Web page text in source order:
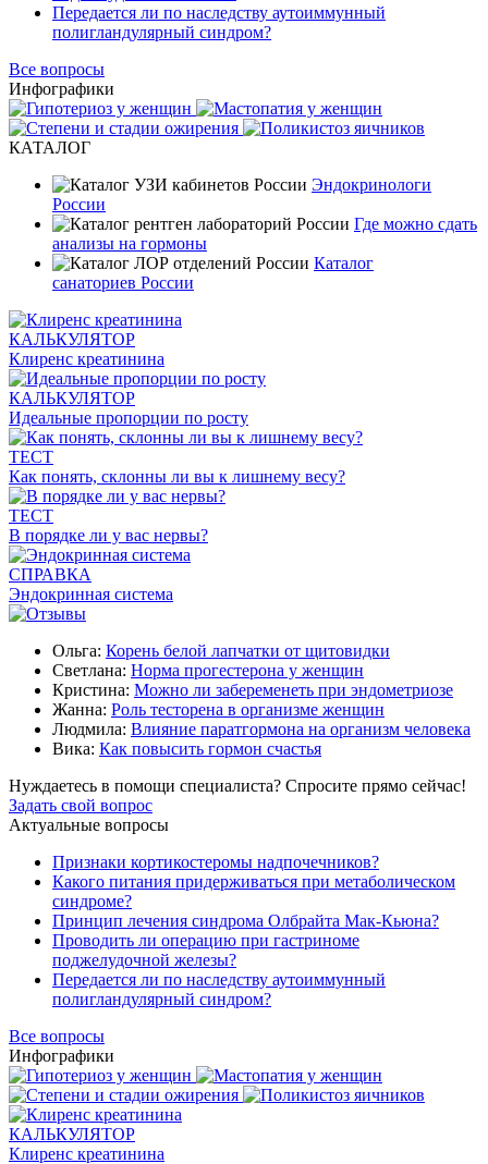
Передается ли по наследству аутоиммунный
полигландулярный синдром?
Все вопросы
Инфографики
КАТАЛОГ
Эндокринологи
России
Где можно сдать
анализы на гормоны
Каталог
санаториев России
КАЛЬКУЛЯТОР
Клиренс креатинина
КАЛЬКУЛЯТОР
Идеальные пропорции по росту
ТЕСТ
Как понять, склонны ли вы к лишнему весу?
ТЕСТ
В порядке ли у вас нервы?
СПРАВКА
Эндокринная система
Ольга: Корень белой лапчатки от щитовидки
Светлана: Норма прогестерона у женщин
Кристина: Можно ли забеременеть при эндометриозе
Жанна: Роль тесторена в организме женщин
Людмила: Влияние паратгормона на организм человека
Вика: Как повысить гормон счастья
Нуждаетесь в помощи специалиста? Спросите прямо сейчас!
Задать свой вопрос
Актуальные вопросы
Признаки кортикостеромы надпочечников?
Какого питания придерживаться при метаболическом
синдроме?
Принцип лечения синдрома Олбрайта Мак-Кьюна?
Проводить ли операцию при гастриноме
поджелудочной железы?
Передается ли по наследству аутоиммунный
полигландулярный синдром?
Все вопросы
Инфографики
КАЛЬКУЛЯТОР
Клиренс креатинина